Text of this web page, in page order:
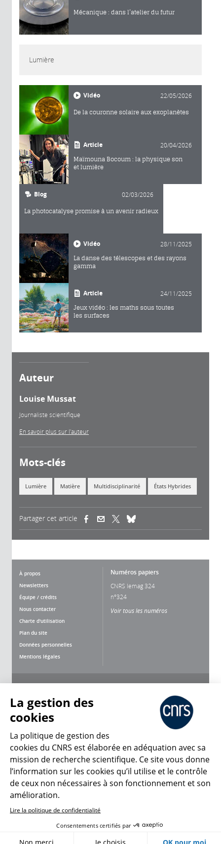
Mécanique : dans l’atelier du futur
Lumière
Vidéo 22/05/2026
De la couronne solaire aux exoplanètes
Article 20/04/2026
Maïmouna Bocoum : la physique son
et lumière
Blog 02/03/2026
La photocatalyse promise à un avenir radieux
Vidéo 28/11/2025
La danse des télescopes et des rayons
gamma
Article 24/11/2025
Jeux vidéo : les maths sous toutes
les surfaces
Auteur
Louise Mussat
Journaliste scientifique
En savoir plus sur l'auteur
Mots-clés
Lumière Matière Multidisciplinarité États Hybrides
Partager cet article (link is external)(link is external)
À propos
Newsletters
Équipe / crédits
Nous contacter
Charte d'utilisation
Plan du site
Données personnelles
Mentions légales
Numéros papiers
CNRS lemag 324
n°324
Voir tous les numéros
CNRS Le Mag
© 2026, CNRS
Créer un compte Se connecter
Gestion des cookies
La gestion des
cookies
La politique de gestion des
cookies du CNRS est élaborée en adéquation avec sa
mission de recherche scientifique. Ce site vous donne
l’information sur les cookies qu’il utilise et le contrôle
de ceux non nécessaires à son fonctionnement et son
amélioration.
Lire la politique de confidentialité
Consentements certifiés par